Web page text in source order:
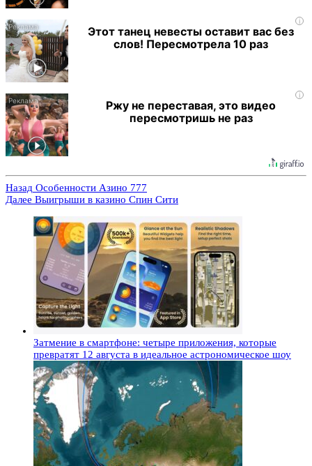
i
Этот танец невесты оставит вас без
слов! Пересмотрела 10 раз
i
Ржу не переставая, это видео
пересмотришь не раз
Назад Особенности Азино 777
Далее Выигрыши в казино Спин Сити
Затмение в смартфоне: четыре приложения, которые
превратят 12 августа в идеальное астрономическое шоу